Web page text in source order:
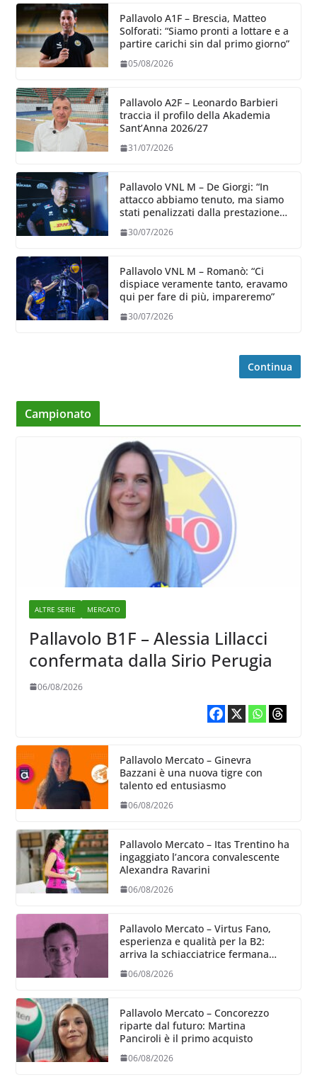
Pallavolo A1F – Brescia, Matteo
Solforati: “Siamo pronti a lottare e a
partire carichi sin dal primo giorno”
05/08/2026
Pallavolo A2F – Leonardo Barbieri
traccia il profilo della Akademia
Sant’Anna 2026/27
31/07/2026
Pallavolo VNL M – De Giorgi: “In
attacco abbiamo tenuto, ma siamo
stati penalizzati dalla prestazione
30/07/2026
Pallavolo VNL M – Romanò: “Ci
dispiace veramente tanto, eravamo
qui per fare di più, impareremo”
30/07/2026
Continua
Campionato
ALTRE SERIE MERCATO
Pallavolo B1F – Alessia Lillacci
confermata dalla Sirio Perugia
06/08/2026
Pallavolo Mercato – Ginevra
Bazzani è una nuova tigre con
talento ed entusiasmo
06/08/2026
Pallavolo Mercato – Itas Trentino ha
ingaggiato l’ancora convalescente
Alexandra Ravarini
06/08/2026
Pallavolo Mercato – Virtus Fano,
esperienza e qualità per la B2:
arriva la schiacciatrice fermana
Alessia Castellucci
06/08/2026
Pallavolo Mercato – Concorezzo
riparte dal futuro: Martina
Panciroli è il primo acquisto
06/08/2026